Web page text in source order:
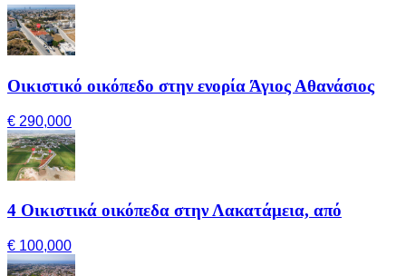
Οικιστικό οικόπεδο στην ενορία Άγιος Αθανάσιος
€ 290,000
4 Οικιστικά οικόπεδα στην Λακατάμεια, από
€ 100,000